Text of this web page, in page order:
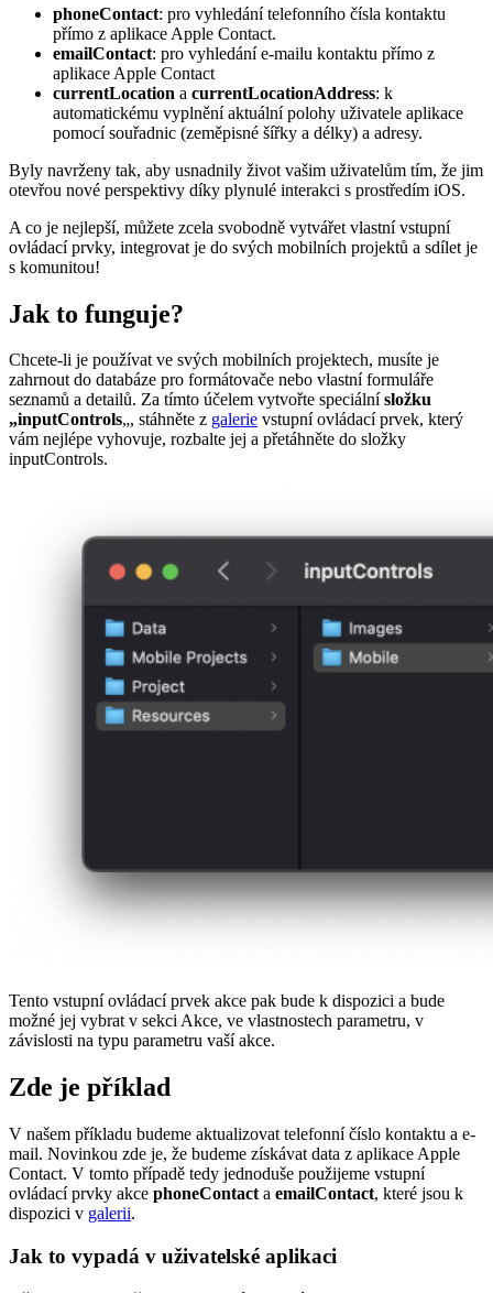
phoneContact: pro vyhledání telefonního čísla kontaktu
přímo z aplikace Apple Contact.
emailContact: pro vyhledání e-mailu kontaktu přímo z
aplikace Apple Contact
currentLocation a currentLocationAddress: k
automatickému vyplnění aktuální polohy uživatele aplikace
pomocí souřadnic (zeměpisné šířky a délky) a adresy.
Byly navrženy tak, aby usnadnily život vašim uživatelům tím, že jim
otevřou nové perspektivy díky plynulé interakci s prostředím iOS.
A co je nejlepší, můžete zcela svobodně vytvářet vlastní vstupní
ovládací prvky, integrovat je do svých mobilních projektů a sdílet je
s komunitou!
Jak to funguje?
Chcete-li je používat ve svých mobilních projektech, musíte je
zahrnout do databáze pro formátovače nebo vlastní formuláře
seznamů a detailů. Za tímto účelem vytvořte speciálnísložku
„inputControls„, stáhněte z galerie vstupní ovládací prvek, který
vám nejlépe vyhovuje, rozbalte jej a přetáhněte do složky
inputControls.
Tento vstupní ovládací prvek akce pak bude k dispozici a bude
možné jej vybrat v sekci Akce, ve vlastnostech parametru, v
závislosti na typu parametru vaší akce.
Zde je příklad
V našem příkladu budeme aktualizovat telefonní číslo kontaktu a e-
mail. Novinkou zde je, že budeme získávat data z aplikace Apple
Contact. V tomto případě tedy jednoduše použijeme vstupní
ovládací prvky akce phoneContact a emailContact, které jsou k
dispozici v galerii.
Jak to vypadá v uživatelské aplikaci